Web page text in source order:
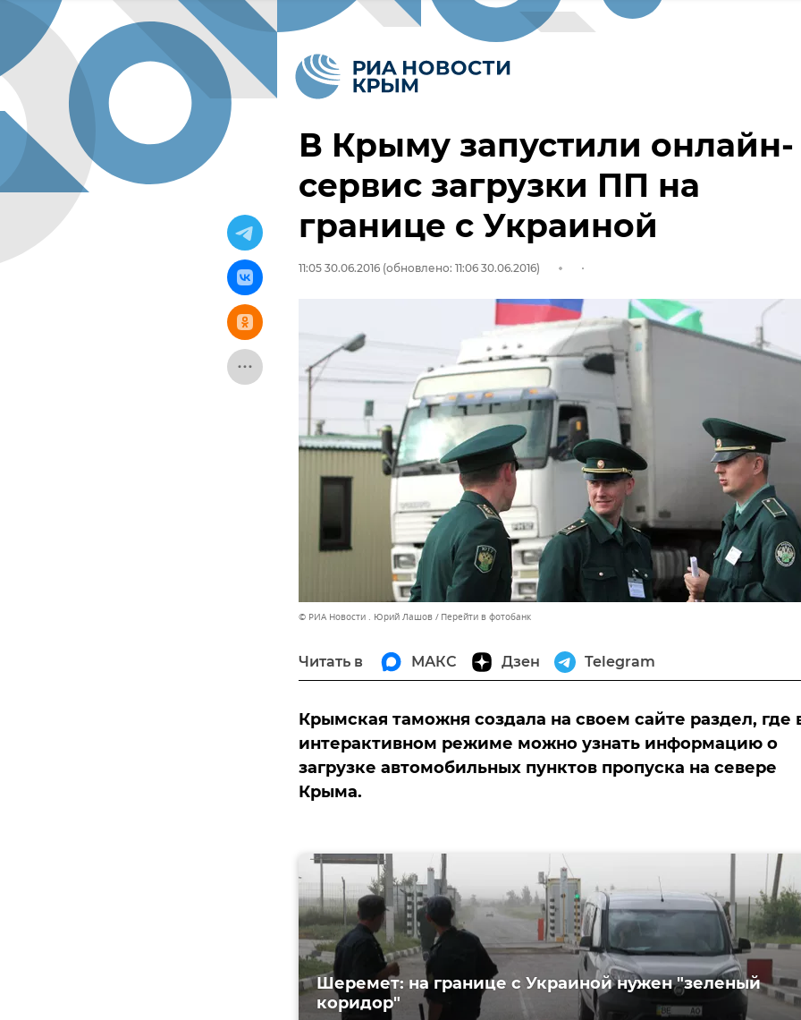
В Крыму запустили онлайн-
сервис загрузки ПП на
границе с Украиной
11:05 30.06.2016 (обновлено: 11:06 30.06.2016)
© РИА Новости . Юрий Лашов Перейти в фотобанк
Читать в МАКС Дзен Telegram
Крымская таможня создала на своем сайте раздел, где
интерактивном режиме можно узнать информацию о
загрузке автомобильных пунктов пропуска на севере
Крыма.
Шеремет: на границе с Украиной нужен "зеленый
коридор"